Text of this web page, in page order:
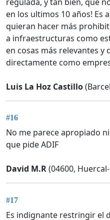
en los ultimos 10 años! Es
quieran hacer más
a infraestructuras como
en cosas más relevantes y
directamente como
Luis La Hoz Castillo
#16
No me parece apropiado
que pide ADIF
David M.R(04600,
#17
Es indignante restringir el